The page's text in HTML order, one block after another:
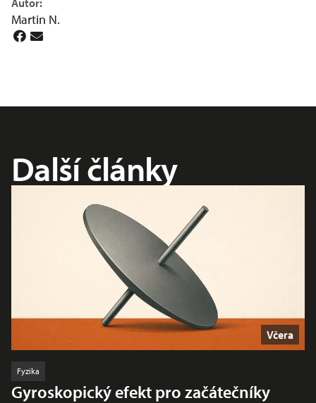
Autor:
Martin N.
Další články
Včera
Fyzika
Gyroskopický efekt pro začátečníky